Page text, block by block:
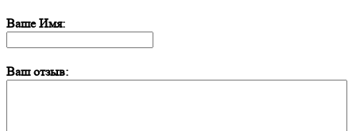
Ваше Имя:
Ваш отзыв: